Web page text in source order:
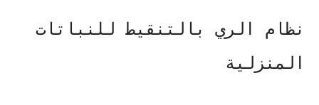
نظام الري بالتنقيط للنباتات
المنزلية